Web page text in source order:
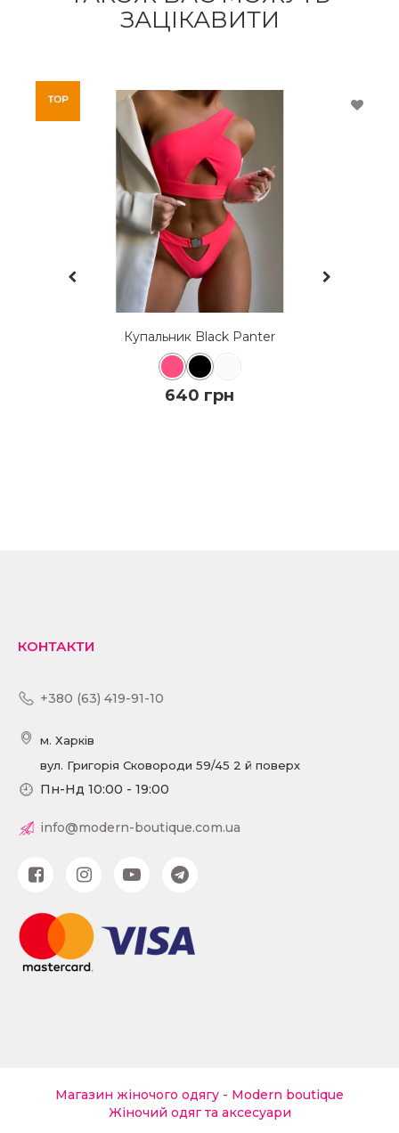
ЗАЦІКАВИТИ
Купальник шторки зі спідницею зміїний принт
690 грн
КОНТАКТИ
+380 (63) 419-91-10
м. Харків
вул. Григорія Сковороди 59/45 2 й поверх
Пн-Нд 10:00 - 19:00
info@modern-boutique.com.ua
Магазин жіночого одягу - Modern boutique
Жіночий одяг та аксесуари